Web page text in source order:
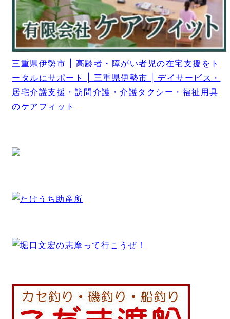
三重県伊勢市 | 高齢者・障がい者児の在宅支援をト
ータルにサポート | 三重県伊勢市 | デイサービス・
居宅介護支援・訪問介護・介護タクシー・福祉用具
のケアフィット